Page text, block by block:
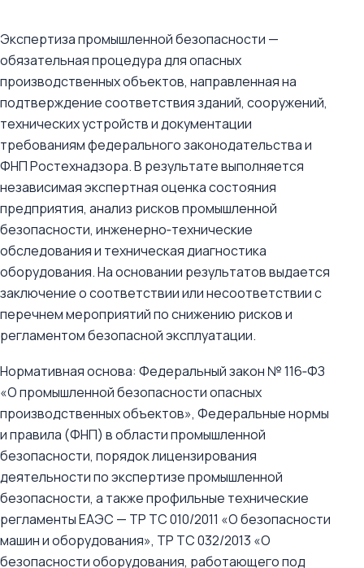
Экспертиза промышленной безопасности —
обязательная процедура для опасных
производственных объектов, направленная на
подтверждение соответствия зданий, сооружений,
технических устройств и документации
требованиям федерального законодательства и
ФНП Ростехнадзора. В результате выполняется
независимая экспертная оценка состояния
предприятия, анализ рисков промышленной
безопасности, инженерно‑технические
обследования и техническая диагностика
оборудования. На основании результатов выдается
заключение о соответствии или несоответствии с
перечнем мероприятий по снижению рисков и
регламентом безопасной эксплуатации.
Нормативная основа: Федеральный закон № 116‑ФЗ
«О промышленной безопасности опасных
производственных объектов», Федеральные нормы
и правила (ФНП) в области промышленной
безопасности, порядок лицензирования
деятельности по экспертизе промышленной
безопасности, а также профильные технические
регламенты ЕАЭС — ТР ТС 010/2011 «О безопасности
машин и оборудования», ТР ТС 032/2013 «О
безопасности оборудования, работающего под